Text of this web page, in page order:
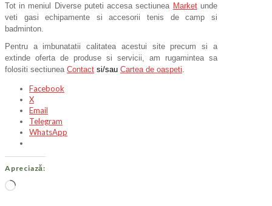
Tot in meniul Diverse puteti accesa sectiunea Marketunde
veti gasi echipamente si accesorii tenis de camp si
badminton.
Pentru a imbunatatii calitatea acestui site precum si a
extinde oferta de produse si servicii, am rugamintea sa
folositi sectiunea Contact si/sau Cartea de oaspeti
Facebook
X
Email
Telegram
WhatsApp
Apreciază:
Încarc...